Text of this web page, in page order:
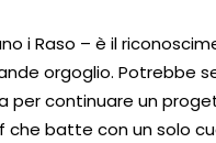
i Raso – è il
orgoglio. Potrebbe
per continuare un
batte con un solo